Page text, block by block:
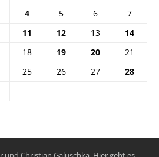
4 5 6
7
11 12 13
14
18 19 20
21
25 26 27
28